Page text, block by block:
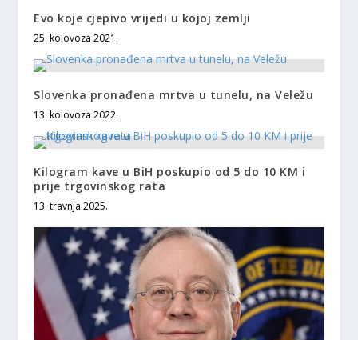
Evo koje cjepivo vrijedi u kojoj zemlji
25. kolovoza 2021.
Slovenka pronađena mrtva u tunelu, na Veležu
13. kolovoza 2022.
Kilogram kave u BiH poskupio od 5 do 10 KM i
prije trgovinskog rata
13. travnja 2025.